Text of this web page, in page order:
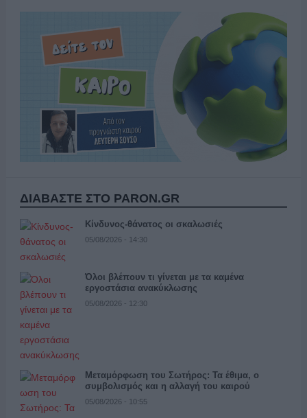
ΔΙΑΒΑΣΤΕ ΣΤΟ PARON.GR
Κίνδυνος-θάνατος οι σκαλωσιές
05/08/2026 - 14:30
Όλοι βλέπουν τι γίνεται με τα καμένα
εργοστάσια ανακύκλωσης
05/08/2026 - 12:30
Μεταμόρφωση του Σωτήρος: Τα έθιμα, ο
συμβολισμός και η αλλαγή του καιρού
05/08/2026 - 10:55